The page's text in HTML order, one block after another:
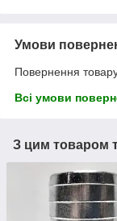
Умови
Повернення
Всі умови
З цим товаром